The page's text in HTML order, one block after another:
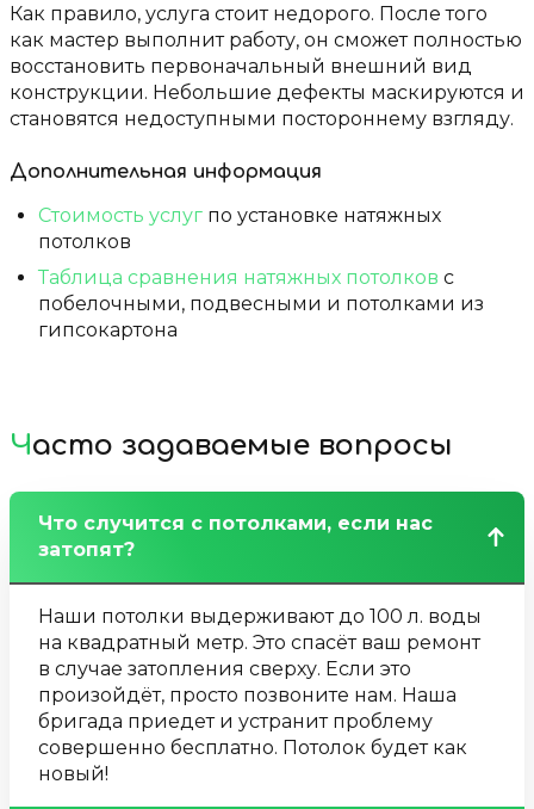
Как правило, услуга стоит недорого. После того
как мастер выполнит работу, он сможет полностью
восстановить первоначальный внешний вид
конструкции. Небольшие дефекты маскируются и
становятся недоступными постороннему взгляду.
Дополнительная информация
Стоимость услуг по установке натяжных
потолков
Таблица сравнения натяжных потолков с
побелочными, подвесными и потолками из
гипсокартона
Часто задаваемые вопросы
Что случится с потолками, если нас
затопят?
Наши потолки выдерживают до 100 л. воды
на квадратный метр. Это спасёт ваш ремонт
в случае затопления сверху. Если это
произойдёт, просто позвоните нам. Наша
бригада приедет и устранит проблему
совершенно бесплатно. Потолок будет как
новый!